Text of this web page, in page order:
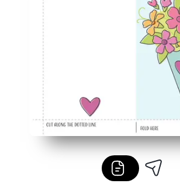
El diseño de alta calidad se ve
Imprima en papel o cartulina